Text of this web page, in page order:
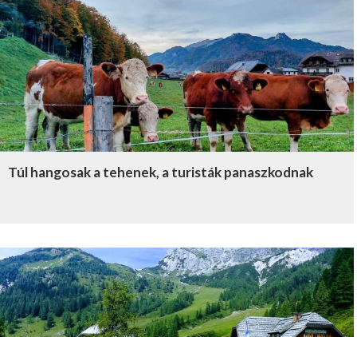
Túl hangosak a tehenek, a turisták panaszkodnak